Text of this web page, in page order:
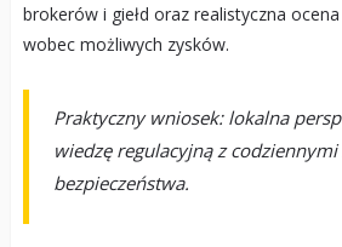
brokerów i giełd oraz realistyczna ocena
wobec możliwych zysków.
Praktyczny wniosek: lokalna
wiedzę regulacyjną z codziennymi
bezpieczeństwa.